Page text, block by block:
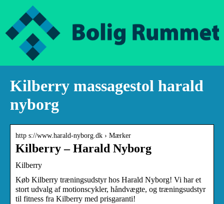
Kilberry massagestol harald
nyborg
http s://www.harald-nyborg.dk › Mærker
Kilberry – Harald Nyborg
Kilberry
Køb Kilberry træningsudstyr hos Harald Nyborg! Vi har et
stort udvalg af motionscykler, håndvægte, og træningsudstyr
til fitness fra Kilberry med prisgaranti!